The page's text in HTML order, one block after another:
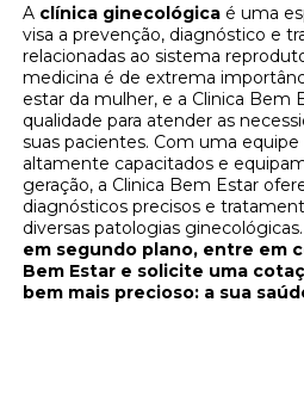
A clínica ginecológica é uma
visa a prevenção, diagnóstico e
relacionadas ao sistema
medicina é de extrema
estar da mulher, e a Clinica Bem
qualidade para atender as
suas pacientes. Com uma
altamente capacitados e
geração, a Clinica Bem Estar
diagnósticos precisos e
diversas patologias ginecológicas.
em segundo plano, entre em
Bem Estar e solicite uma
bem mais precioso: a sua